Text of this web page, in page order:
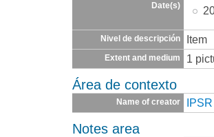
Date(s)
Nivel de descripción Item
Extent and medium 1
Área de contexto
Name of creator IPSR
Notes area